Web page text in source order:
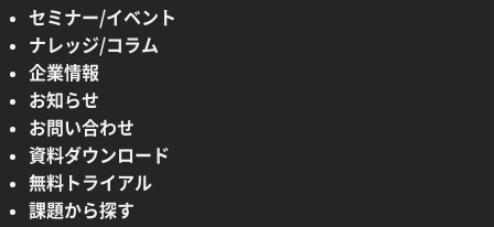
セミナー/イベント
ナレッジ/コラム
企業情報
お知らせ
お問い合わせ
資料ダウンロード
無料トライアル
課題から探す